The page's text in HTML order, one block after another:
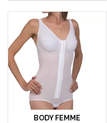
BODY FEMME